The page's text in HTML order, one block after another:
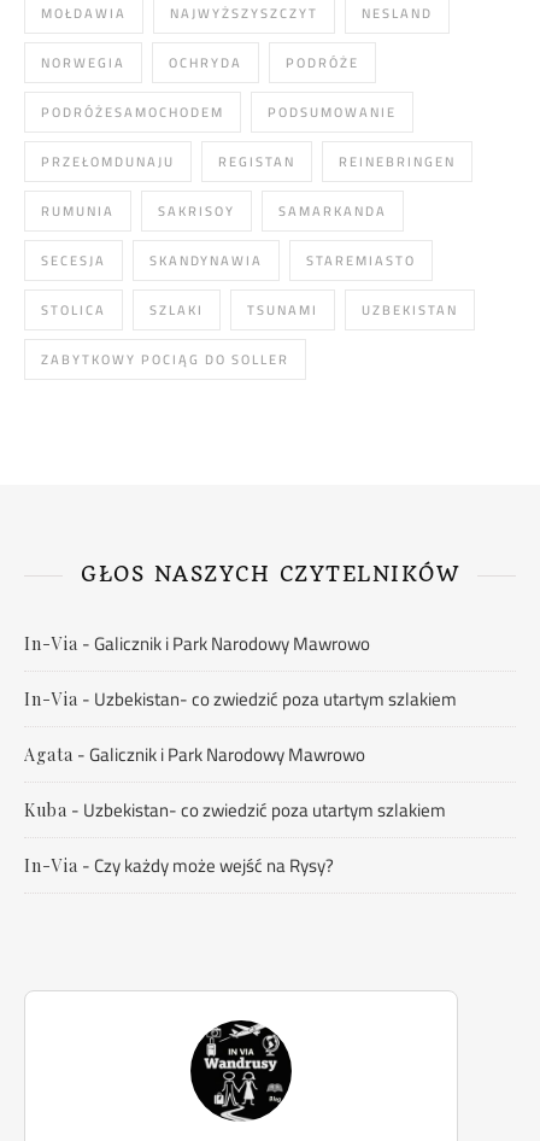
MOŁDAWIA NAJWYŻSZYSZCZYT NESLAND
NORWEGIA OCHRYDA PODRÓŻE
PODRÓŻESAMOCHODEM PODSUMOWANIE
PRZEŁOMDUNAJU REGISTAN REINEBRINGEN
RUMUNIA SAKRISOY SAMARKANDA
SECESJA SKANDYNAWIA STAREMIASTO
STOLICA SZLAKI TSUNAMI UZBEKISTAN
ZABYTKOWY POCIĄG DO SOLLER
GŁOS NASZYCH CZYTELNIKÓW
In-Via -Galicznik i Park Narodowy Mawrowo
In-Via -Uzbekistan- co zwiedzić poza utartym szlakiem
Agata -Galicznik i Park Narodowy Mawrowo
Kuba -Uzbekistan- co zwiedzić poza utartym szlakiem
In-Via -Czy każdy może wejść na Rysy?